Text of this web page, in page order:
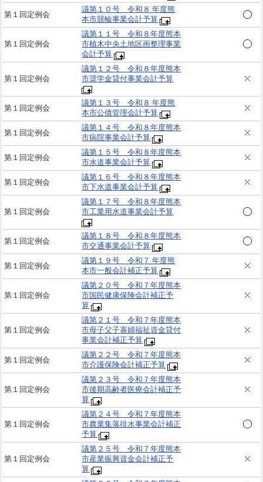
第１回定例会
議第１０号 令和８ 年度熊
本市競輪事業会計予算
第１回定例会
議第１１号 令和８年度熊本
市植木中央土地区画整理事業
会計予算
第１回定例会
議第１２号 令和８年度熊本
市奨学金貸付事業会計予算
第１回定例会
議第１３号 令和８ 年度熊
本市公債管理会計予算
第１回定例会
議第１４号 令和８年度熊本
市病院事業会計予算
第１回定例会
議第１５号 令和８年度熊本
市水道事業会計予算
第１回定例会
議第１６号 令和８年度熊本
市下水道事業会計予算
第１回定例会
議第１７号 令和８年度熊本
市工業用水道事業会計予算
第１回定例会
議第１８号 令和８年度熊本
市交通事業会計予算
第１回定例会
議第１９号 令和７ 年度熊
本市一般会計補正予算
第１回定例会
議第２０号 令和７年度熊本
市国民健康保険会計補正予
算
第１回定例会
議第２１号 令和７年度熊本
市母子父子寡婦福祉資金貸付
事業会計補正予算
第１回定例会
議第２２号 令和７年度熊本
市介護保険会計補正予算
第１回定例会
議第２３号 令和７年度熊本
市後期高齢者医療会計補正予
算
第１回定例会
議第２４号 令和７年度熊本
市農業集落排水事業会計補正
予算
第１回定例会
議第２５号 令和７年度熊本
市産業振興資金会計補正予
算